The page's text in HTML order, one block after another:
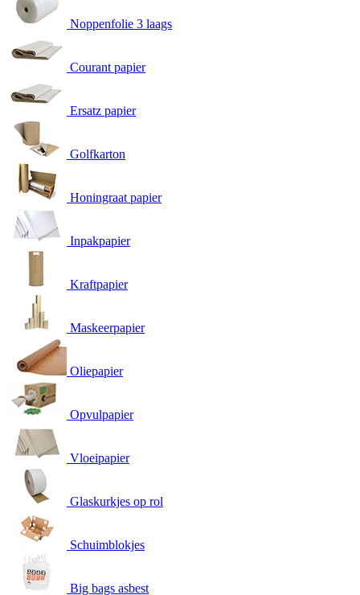
Noppenfolie 3 laags
Courant papier
Ersatz papier
Golfkarton
Honingraat papier
Inpakpapier
Kraftpapier
Maskeerpapier
Oliepapier
Opvulpapier
Vloeipapier
Glaskurkjes op rol
Schuimblokjes
Big bags asbest